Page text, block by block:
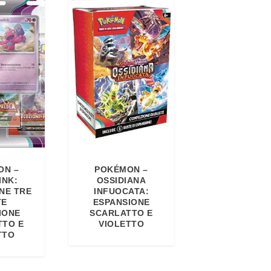
–
TRE
E
POKÉMON –
OSSIDIANA
INFUOCATA:
ESPANSIONE
SCARLATTO E
VIOLETTO